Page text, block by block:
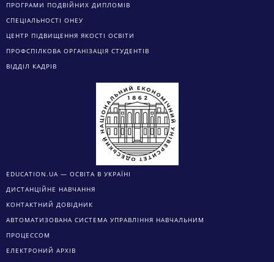
ПРОГРАМИ ПОДВІЙНИХ ДИПЛОМІВ
СПЕЦІАЛЬНОСТІ ОНЕУ
ЦЕНТР ПІДВИЩЕННЯ ЯКОСТІ ОСВІТИ
ПРОФСПІЛКОВА ОРГАНІЗАЦІЯ СТУДЕНТІВ
ВІДДІЛ КАДРІВ
EDUCATION.UA — ОСВІТА В УКРАЇНІ
ДИСТАНЦІЙНЕ НАВЧАННЯ
КОНТАКТНИЙ ДОВІДНИК
АВТОМАТИЗОВАНА СИСТЕМА УПРАВЛІННЯ НАВЧАЛЬНИМ
ПРОЦЕССОМ
ЕЛЕКТРОНИЙ АРХІВ